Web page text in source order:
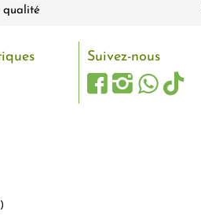
qualité
Suivez-nous